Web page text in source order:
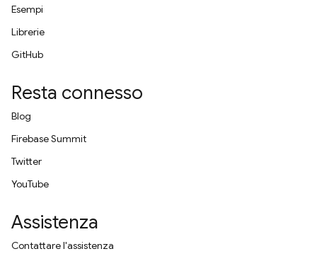
Esempi
Librerie
GitHub
Resta connesso
Blog
Firebase Summit
Twitter
YouTube
Assistenza
Contattare l'assistenza